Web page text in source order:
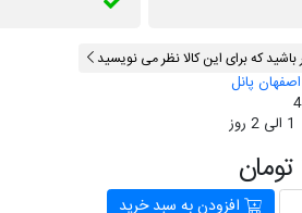
باشید که برای این کالا نظر می نویسید
اصفهان پانل
1 الی 2 روز
افزودن به سبد خرید